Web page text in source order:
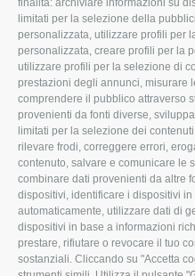
finalità: archiviare informazioni su
limitati per la selezione della
personalizzata, utilizzare profili per
personalizzata, creare profili per la
utilizzare profili per la selezione di
prestazioni degli annunci, misurare
comprendere il pubblico attraverso
provenienti da fonti diverse,
limitati per la selezione dei
rilevare frodi, correggere errori,
contenuto, salvare e comunicare le
combinare dati provenienti da altre
dispositivi, identificare i dispositivi
automaticamente, utilizzare dati di
dispositivi in base a informazioni
prestare, rifiutare o revocare il tuo
sostanziali. Cliccando su "Accetta
Missione e Progetto
Organigramma aziendale
I Nostri Servizi
Uffici della Sede
provinciale
Le Sedi di Zona
Agricoltori S.r.l.
Whistleblowing
Confagricoltura Rovigo e
Agricoltori srl